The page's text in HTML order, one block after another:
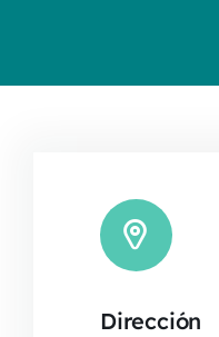
Dirección